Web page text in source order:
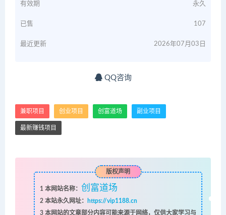
有效期 永久
已售 107
最近更新 2026年07月03日
QQ咨询
兼职项目 创业项目 创富道场 副业项目
最新赚钱项目
版权声明
1本网站名称： 创富道场
2本站永久网址：
https://vip1188.cn
3本网站的文章部分内容可能来源于网络，仅供大家学习与